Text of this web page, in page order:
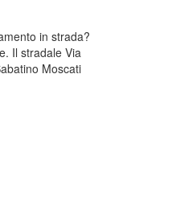
in strada?
Il stradale Via
Moscati